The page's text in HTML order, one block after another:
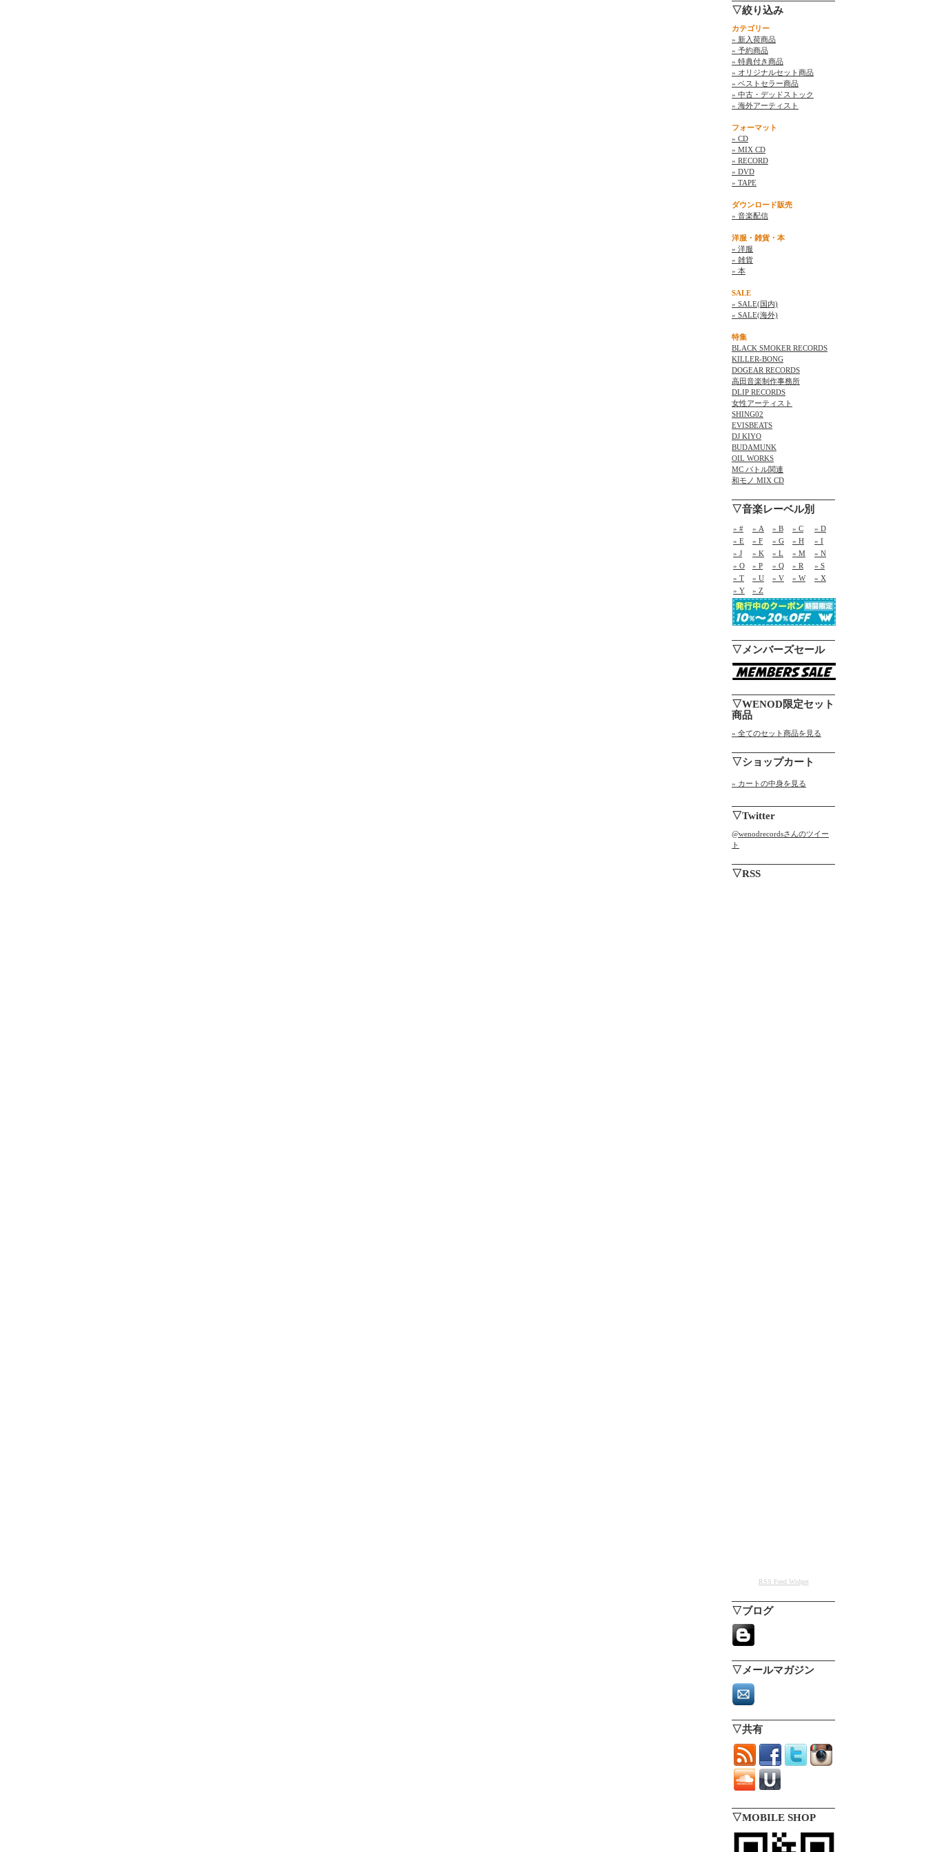
▽絞り込み
カテゴリー
» 新入荷商品
» 予約商品
» 特典付き商品
» オリジナルセット商品
» ベストセラー商品
» 中古・デッドストック
» 海外アーティスト
フォーマット
» CD
» MIX CD
» RECORD
» DVD
» TAPE
ダウンロード販売
» 音楽配信
洋服・雑貨・本
» 洋服
» 雑貨
» 本
SALE
» SALE(国内)
» SALE(海外)
特集
BLACK SMOKER RECORDS
KILLER-BONG
DOGEAR RECORDS
高田音楽制作事務所
DLIP RECORDS
女性アーティスト
SHING02
EVISBEATS
DJ KIYO
BUDAMUNK
OIL WORKS
MC バトル関連
和モノ MIX CD
▽音楽レーベル別
» # » A » B » C
» D
» E
» F » G » H
» I
» J
» K » L » M
» N
» O
» P » Q » R
» S
» T
» U » V » W
» X
» Y
» Z
▽メンバーズセール
▽WENOD限定セット
商品
» 全てのセット商品を見る
▽ショップカート
» カートの中身を見る
▽Twitter
@wenodrecordsさんのツイー
ト
▽RSS
RSS Feed Widget
▽ブログ
▽メールマガジン
▽共有
▽MOBILE SHOP